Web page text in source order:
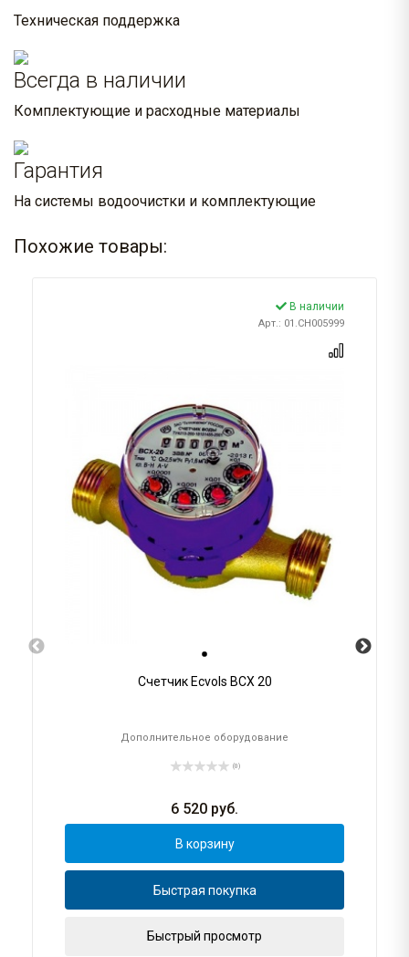
Техническая поддержка
Всегда в наличии
Комплектующие и расходные материалы
Гарантия
На системы водоочистки и комплектующие
Похожие товары:
В наличии
Арт.: 01.CH005999
Счетчик Ecvols ВСХ 20
Дополнительное оборудование
(0)
6 520 руб.
В корзину
Быстрая покупка
Быстрый просмотр